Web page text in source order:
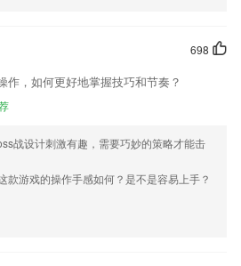
新了什么?
健康
！
698
作，如何更好地掌握技巧和节奏？
战设计刺激有趣，需要巧妙的策略才能击
款游戏的操作手感如何？是不是容易上手？